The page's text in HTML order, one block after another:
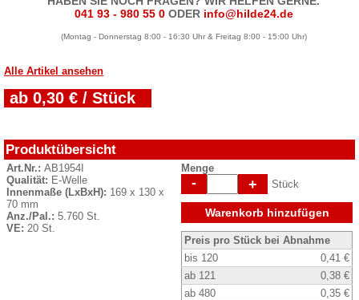
041 93 - 980 55 0 ODER info@hilde24.de
(Montag - Donnerstag 8:00 - 16:30 Uhr & Freitag 8:00 - 15:00 Uhr)
Alle Artikel ansehen
ab 0,30 € / Stück
Produktübersicht
Art.Nr.: AB1954I
Qualität: E-Welle
Innenmaße (LxBxH): 169 x 130 x
70 mm
Anz./Pal.: 5.760 St.
VE: 20 St.
Menge
- + Stück
Warenkorb hinzufügen
Preis pro Stück bei Abnahme
bis 120
0,41 €
ab 121
0,38 €
ab 480
0,35 €